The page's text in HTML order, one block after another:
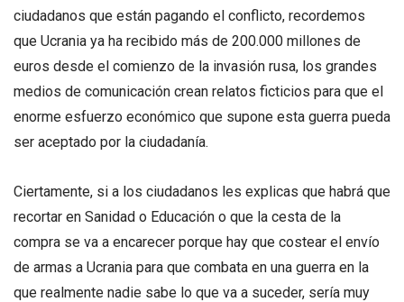
ciudadanos que están pagando el conflicto, recordemos
que Ucrania ya ha recibido más de 200.000 millones de
euros desde el comienzo de la invasión rusa, los grandes
medios de comunicación crean relatos ficticios para que el
enorme esfuerzo económico que supone esta guerra pueda
ser aceptado por la ciudadanía.
Ciertamente, si a los ciudadanos les explicas que habrá que
recortar en Sanidad o Educación o que la cesta de la
compra se va a encarecer porque hay que costear el envío
de armas a Ucrania para que combata en una guerra en la
que realmente nadie sabe lo que va a suceder, sería muy